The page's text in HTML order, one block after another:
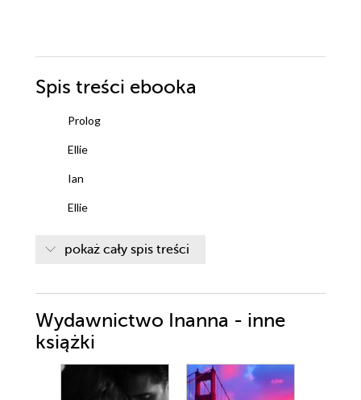
Spis treści ebooka
Prolog
Ellie
Ian
Ellie
Ian
Ellie
Ian
pokaż cały spis treści
Wydawnictwo Inanna - inne
książki